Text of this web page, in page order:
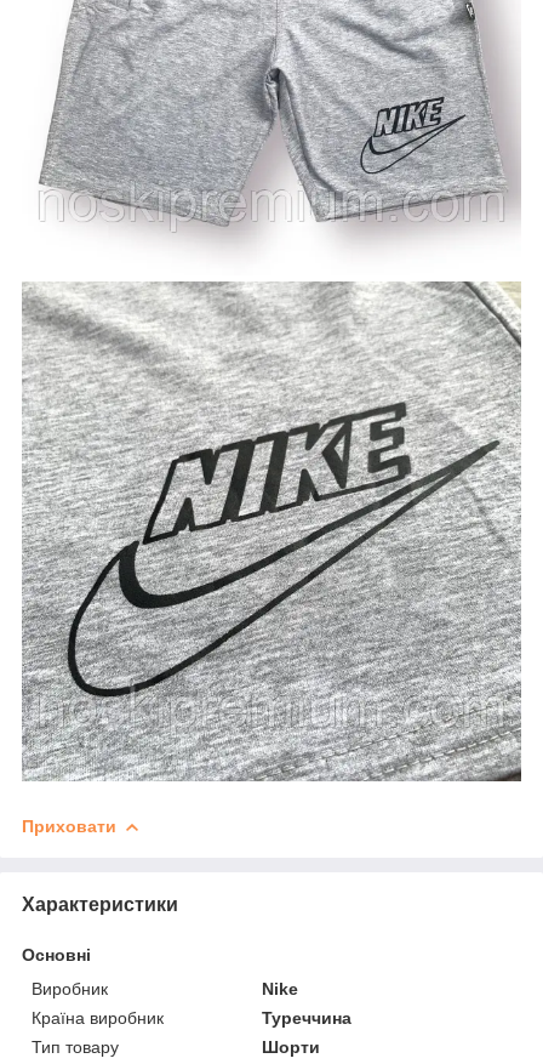
Приховати
Характеристики
Основні
Виробник
Nike
Країна виробник
Туреччина
Тип товару
Шорти